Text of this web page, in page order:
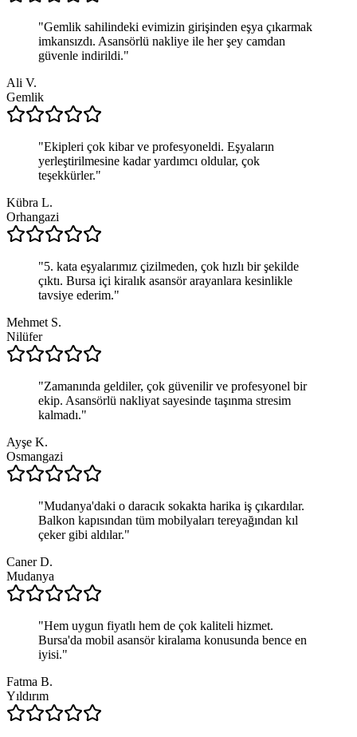
"Gemlik sahilindeki evimizin girişinden eşya çıkarmak
imkansızdı. Asansörlü nakliye ile her şey camdan
güvenle indirildi."
Ali V.
Gemlik
"Ekipleri çok kibar ve profesyoneldi. Eşyaların
yerleştirilmesine kadar yardımcı oldular, çok
teşekkürler."
Kübra L.
Orhangazi
"5. kata eşyalarımız çizilmeden, çok hızlı bir şekilde
çıktı. Bursa içi kiralık asansör arayanlara kesinlikle
tavsiye ederim."
Mehmet S.
Nilüfer
"Zamanında geldiler, çok güvenilir ve profesyonel bir
ekip. Asansörlü nakliyat sayesinde taşınma stresim
kalmadı."
Ayşe K.
Osmangazi
"Mudanya'daki o daracık sokakta harika iş çıkardılar.
Balkon kapısından tüm mobilyaları tereyağından kıl
çeker gibi aldılar."
Caner D.
Mudanya
"Hem uygun fiyatlı hem de çok kaliteli hizmet.
Bursa'da mobil asansör kiralama konusunda bence en
iyisi."
Fatma B.
Yıldırım